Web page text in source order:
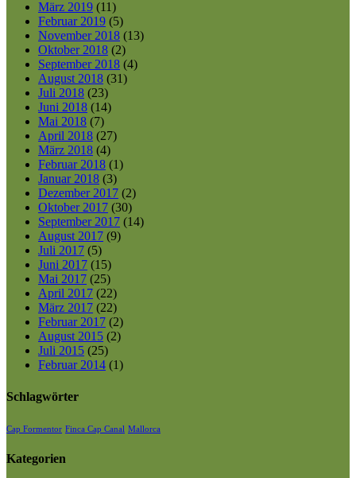
März 2019 (11)
Februar 2019 (5)
November 2018 (13)
Oktober 2018 (2)
September 2018 (4)
August 2018 (31)
Juli 2018 (23)
Juni 2018 (14)
Mai 2018 (7)
April 2018 (27)
März 2018 (4)
Februar 2018 (1)
Januar 2018 (3)
Dezember 2017 (2)
Oktober 2017 (30)
September 2017 (14)
August 2017 (9)
Juli 2017 (5)
Juni 2017 (15)
Mai 2017 (25)
April 2017 (22)
März 2017 (22)
Februar 2017 (2)
August 2015 (2)
Juli 2015 (25)
Februar 2014 (1)
Schlagwörter
Cap Formentor Finca Cap Canal Mallorca
Kategorien